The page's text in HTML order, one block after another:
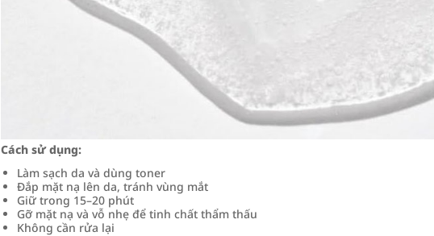
Cách sử dụng:
Làm sạch da và dùng toner
Đắp mặt nạ lên da, tránh vùng mắt
Giữ trong 15–20 phút
Gỡ mặt nạ và vỗ nhẹ để tinh chất thẩm thấu
Không cần rửa lại